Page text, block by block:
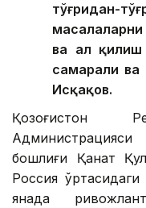
тўғридан-
ва ҳал
самарали
Исқақов.
Қозоғистон
бошлиғи Қанат
Россия ўртасидаги
янада